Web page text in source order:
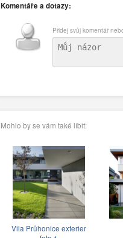
Komentáře a dotazy:
Přidej svůj komentář
Mohlo by se vám také líbit:
Vila Průhonice exterier